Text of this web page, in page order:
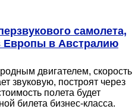
самолета,
Европы в Австралию
двигателем, скорость
звуковую, построят через
полета будет
билета бизнес-класса.